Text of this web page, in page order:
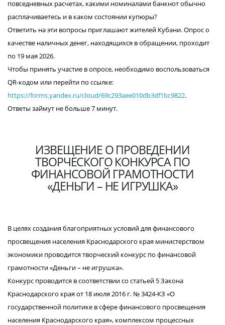
повседневных расчетах, какими номиналами банкнот обычно
расплачиваетесь и в каком состоянии купюры?
Ответить на эти вопросы приглашают жителей Кубани. Опрос о
качестве наличных денег, находящихся в обращении, проходит
по 19 мая 2026.
Чтобы принять участие в опросе, необходимо воспользоваться
QR-кодом или перейти по ссылке:
https://forms.yandex.ru/cloud/69c293aee010db3df1bc9822.
Ответы займут не больше 7 минут.
ИЗВЕЩЕНИЕ О ПРОВЕДЕНИИ
ТВОРЧЕСКОГО КОНКУРСА ПО
ФИНАНСОВОЙ ГРАМОТНОСТИ
«ДЕНЬГИ – НЕ ИГРУШКА»
В целях создания благоприятных условий для финансового
просвещения населения Краснодарского края министерством
экономики проводится творческий конкурс по финансовой
грамотности «Деньги – не игрушка».
Конкурс проводится в соответствии со статьей 5 Закона
Краснодарского края от 18 июля 2016 г. № 3424-КЗ «О
государственной политике в сфере финансового просвещения
населения Краснодарского края», комплексом процессных